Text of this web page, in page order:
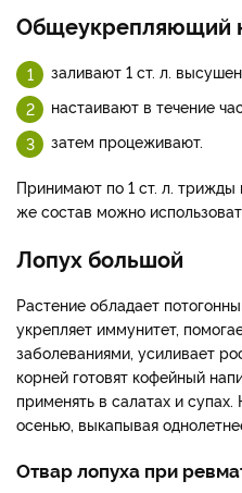
Общеукрепляющий
заливают 1 ст. л.
настаивают в течение
затем процеживают.
Принимают по 1 ст. л. трижды
же состав можно
Лопух большой
Растение обладает
укрепляет иммунитет,
заболеваниями, усиливает
корней готовят кофейный
применять в салатах и
осенью, выкапывая
Отвар лопуха при